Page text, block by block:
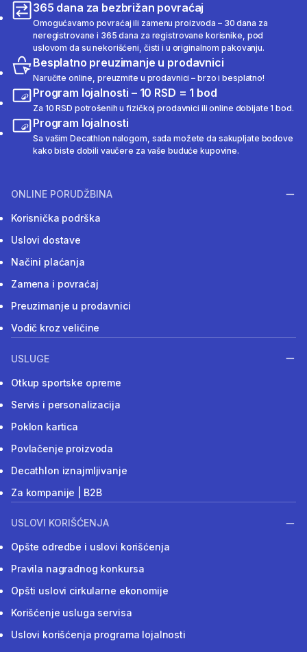
365 dana za bezbrižan povraćaj
Omogućavamo povraćaj ili zamenu proizvoda – 30 dana za
neregistrovane i 365 dana za registrovane korisnike, pod
uslovom da su nekorišćeni, čisti i u originalnom pakovanju.
Besplatno preuzimanje u prodavnici
Naručite online, preuzmite u prodavnici – brzo i besplatno!
Program lojalnosti – 10 RSD = 1 bod
Za 10 RSD potrošenih u fizičkoj prodavnici ili online dobijate 1 bod.
Program lojalnosti
Sa vašim Decathlon nalogom, sada možete da sakupljate bodove
kako biste dobili vaučere za vaše buduće kupovine.
ONLINE PORUDŽBINA
Korisnička podrška
Uslovi dostave
Načini plaćanja
Zamena i povraćaj
Preuzimanje u prodavnici
Vodič kroz veličine
USLUGE
Otkup sportske opreme
Servis i personalizacija
Poklon kartica
Povlačenje proizvoda
Decathlon iznajmljivanje
Za kompanije | B2B
USLOVI KORIŠĆENJA
Opšte odredbe i uslovi korišćenja
Pravila nagradnog konkursa
Opšti uslovi cirkularne ekonomije
Korišćenje usluga servisa
Uslovi korišćenja programa lojalnosti